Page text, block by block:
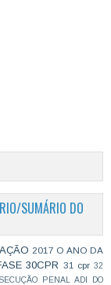
SUMÁRIO DO
2017 O ANO DA
30CPR 31 cpr 32
PENAL
ADI DO